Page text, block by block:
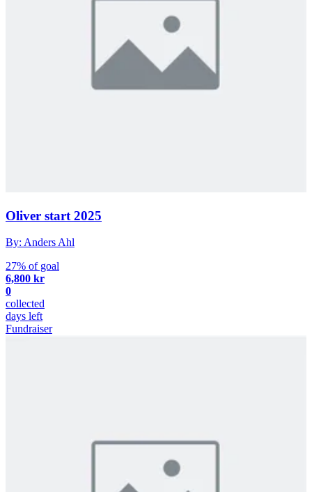
Oliver start 2025
By: Anders Ahl
27% of goal
6,800 kr
0
collected
days left
Fundraiser